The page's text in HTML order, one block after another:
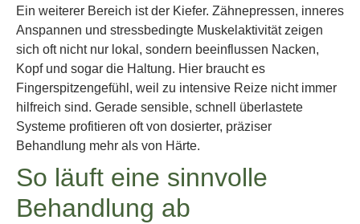
Ein weiterer Bereich ist der Kiefer. Zähnepressen, inneres
Anspannen und stressbedingte Muskelaktivität zeigen
sich oft nicht nur lokal, sondern beeinflussen Nacken,
Kopf und sogar die Haltung. Hier braucht es
Fingerspitzengefühl, weil zu intensive Reize nicht immer
hilfreich sind. Gerade sensible, schnell überlastete
Systeme profitieren oft von dosierter, präziser
Behandlung mehr als von Härte.
So läuft eine sinnvolle
Behandlung ab